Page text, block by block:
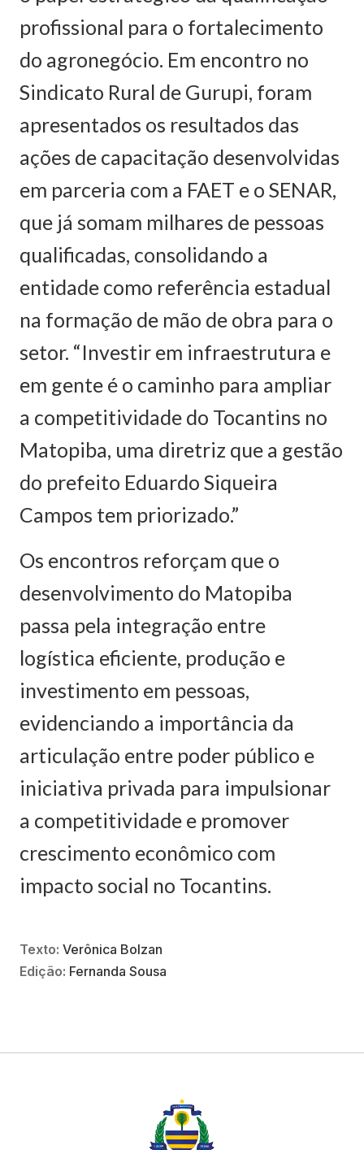
profissional para o fortalecimento
do agronegócio. Em encontro no
Sindicato Rural de Gurupi, foram
apresentados os resultados das
ações de capacitação desenvolvidas
em parceria com a FAET e o SENAR,
que já somam milhares de pessoas
qualificadas, consolidando a
entidade como referência estadual
na formação de mão de obra para o
setor. “Investir em infraestrutura e
em gente é o caminho para ampliar
a competitividade do Tocantins no
Matopiba, uma diretriz que a gestão
do prefeito Eduardo Siqueira
Campos tem priorizado.”
Os encontros reforçam que o
desenvolvimento do Matopiba
passa pela integração entre
logística eficiente, produção e
investimento em pessoas,
evidenciando a importância da
articulação entre poder público e
iniciativa privada para impulsionar
a competitividade e promover
crescimento econômico com
impacto social no Tocantins.
Texto: Verônica Bolzan
Edição: Fernanda Sousa